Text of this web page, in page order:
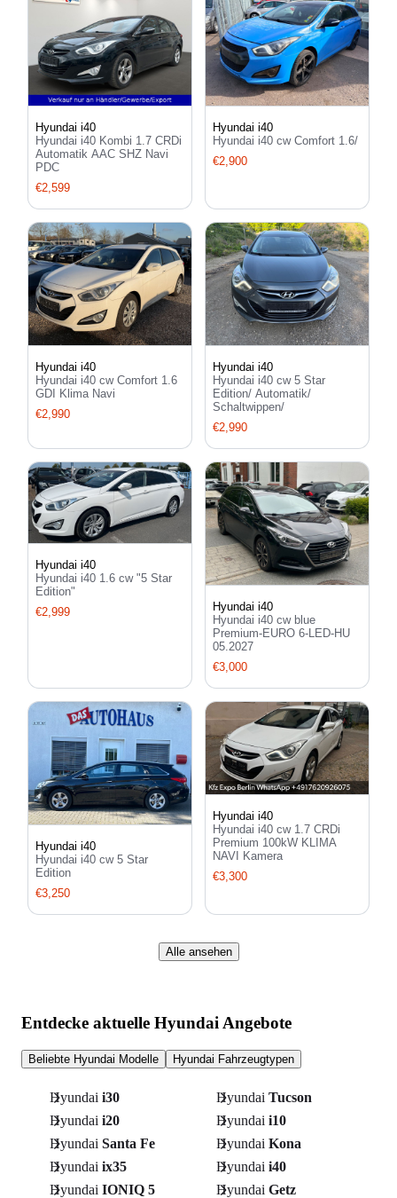
Hyundai i40
Hyundai i40 Kombi 1.7 CRDi
Automatik AAC SHZ Navi
PDC
€2,599
Hyundai i40
Hyundai i40 cw Comfort 1.6/
€2,900
Hyundai i40
Hyundai i40 cw Comfort 1.6
GDI Klima Navi
€2,990
Hyundai i40
Hyundai i40 cw 5 Star
Edition/ Automatik/
Schaltwippen/
€2,990
Hyundai i40
Hyundai i40 1.6 cw "5 Star
Edition"
€2,999
Hyundai i40
Hyundai i40 cw blue
Premium-EURO 6-LED-HU
05.2027
€3,000
Hyundai i40
Hyundai i40 cw 5 Star
Edition
€3,250
Hyundai i40
Hyundai i40 cw 1.7 CRDi
Premium 100kW KLIMA
NAVI Kamera
€3,300
Alle ansehen
Entdecke aktuelle Hyundai Angebote
Beliebte Hyundai Modelle Hyundai Fahrzeugtypen
Hyundai i30 Hyundai Tucson
Hyundai i20 Hyundai i10
Hyundai Santa Fe Hyundai Kona
Hyundai ix35 Hyundai i40
Hyundai IONIQ 5 Hyundai Getz